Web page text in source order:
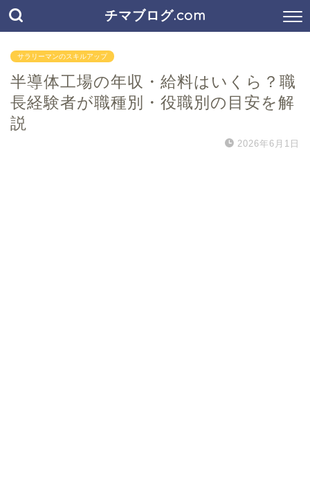
チマブログ.com
サラリーマンのスキルアップ
半導体工場の年収・給料はいくら？職
長経験者が職種別・役職別の目安を解
説
2026年6月1日